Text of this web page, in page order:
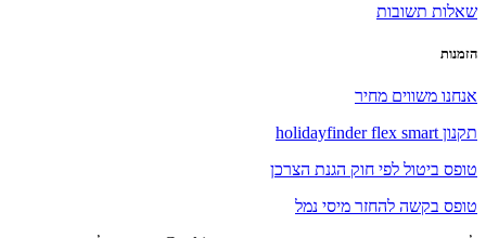
שאלות תשובות
הזמנות
אנחנו משווים מחיר
תקנון holidayfinder flex smart
טופס ביטול לפי חוק הגנת הצרכן
טופס בקשה להחזר מיסי נמל